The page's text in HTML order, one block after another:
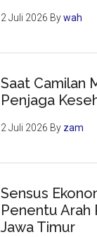
2 Juli 2026 Bywah
Saat Camilan
Penjaga
2 Juli 2026 By zam
Sensus
Penentu Arah
Jawa Timur